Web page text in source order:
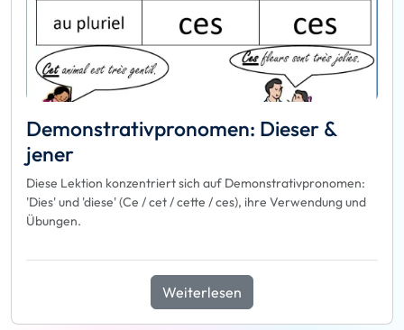
Demonstrativpronomen: Dieser &
jener
Diese Lektion konzentriert sich auf Demonstrativpronomen:
'Dies' und 'diese' (Ce / cet / cette / ces), ihre Verwendung und
Übungen.
Weiterlesen